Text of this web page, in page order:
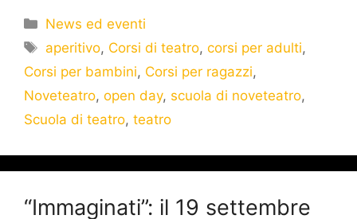
News ed eventi
aperitivo, Corsi di teatro,corsi per adulti,
Corsi per bambini, Corsi per ragazzi,
Noveteatro, open day, scuola di noveteatro,
Scuola di teatro, teatro
“Immaginati”: il 19 settembre